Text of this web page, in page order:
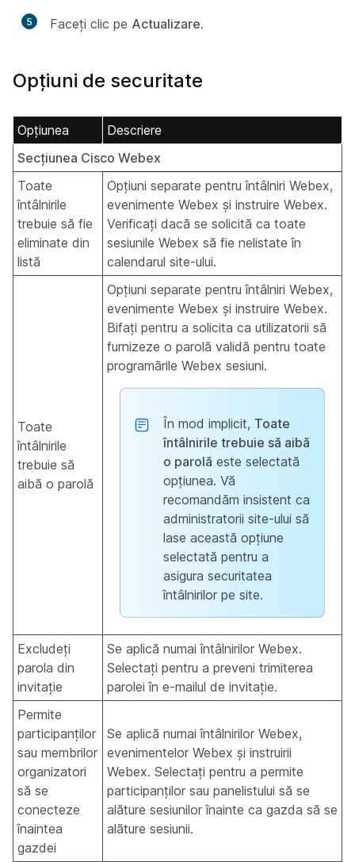
5 Faceți clic pe Actualizare.
Opțiuni de securitate
Opțiunea
Descriere
Secțiunea Cisco Webex
Toate
întâlnirile
trebuie să fie
eliminate din
listă
Opțiuni separate pentru întâlniri Webex,
evenimente Webex și instruire Webex.
Verificați dacă se solicită ca toate
sesiunile Webex să fie nelistate în
calendarul site-ului.
Toate
întâlnirile
trebuie să
aibă o parolă
Opțiuni separate pentru întâlniri Webex,
evenimente Webex și instruire Webex.
Bifați pentru a solicita ca utilizatorii să
furnizeze o parolă validă pentru toate
programările Webex sesiuni.
În mod implicit, Toate
întâlnirile trebuie să aibă
o parolă este selectată
opțiunea. Vă
recomandăm insistent ca
administratorii site-ului să
lase această opțiune
selectată pentru a
asigura securitatea
întâlnirilor pe site.
Excludeți
parola din
invitație
Se aplică numai întâlnirilor Webex.
Selectați pentru a preveni trimiterea
parolei în e-mailul de invitație.
Permite
participanților
sau membrilor
organizatori
să se
conecteze
înaintea
gazdei
Se aplică numai întâlnirilor Webex,
evenimentelor Webex și instruirii
Webex. Selectați pentru a permite
participanților sau panelistului să se
alăture sesiunilor înainte ca gazda să se
alăture sesiunii.